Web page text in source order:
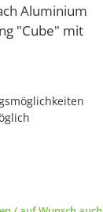
Aluminium
"Cube" mit